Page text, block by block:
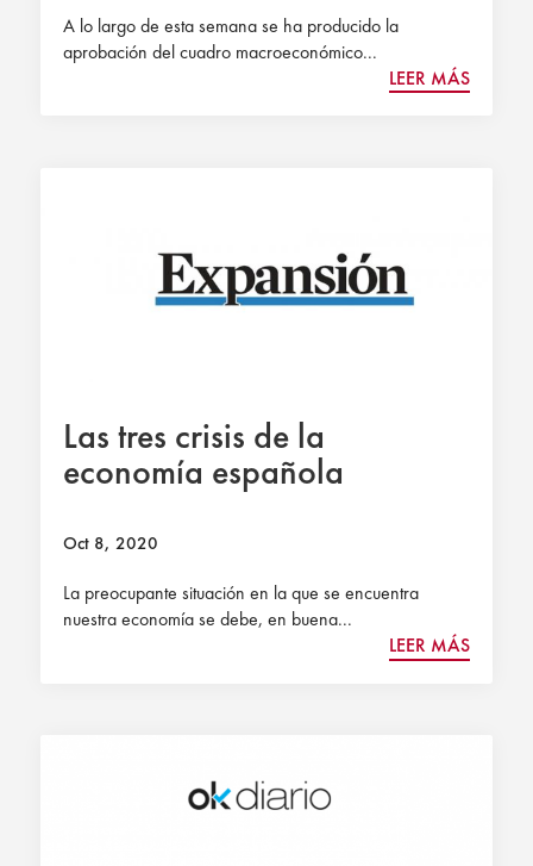
A lo largo de esta semana se ha producido la
aprobación del cuadro macroeconómico...
LEER MÁS
Las tres crisis de la
economía española
Oct 8, 2020
La preocupante situación en la que se encuentra
nuestra economía se debe, en buena...
LEER MÁS